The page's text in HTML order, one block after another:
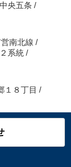
央五条 /
南北線 /
系統 /
１８丁目 /